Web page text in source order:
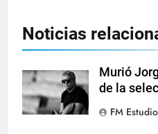
Noticias
Murió
de la
FM